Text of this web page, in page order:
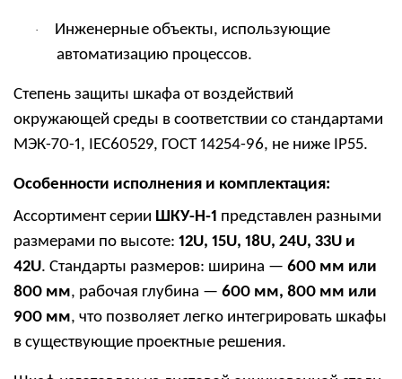
·
Инженерные объекты, использующие
автоматизацию процессов.
Степень защиты шкафа от воздействий
окружающей среды в соответствии со стандартами
МЭК-70-1, IEC60529, ГОСТ 14254-96, не ниже IP55.
Особенности исполнения и комплектация:
Ассортимент серии ШКУ-Н-1 представлен разными
размерами по высоте: 12U, 15U, 18U, 24U, 33U и
42U. Стандарты размеров: ширина — 600 мм или
800 мм, рабочая глубина — 600 мм, 800 мм или
900 мм, что позволяет легко интегрировать шкафы
в существующие проектные решения.